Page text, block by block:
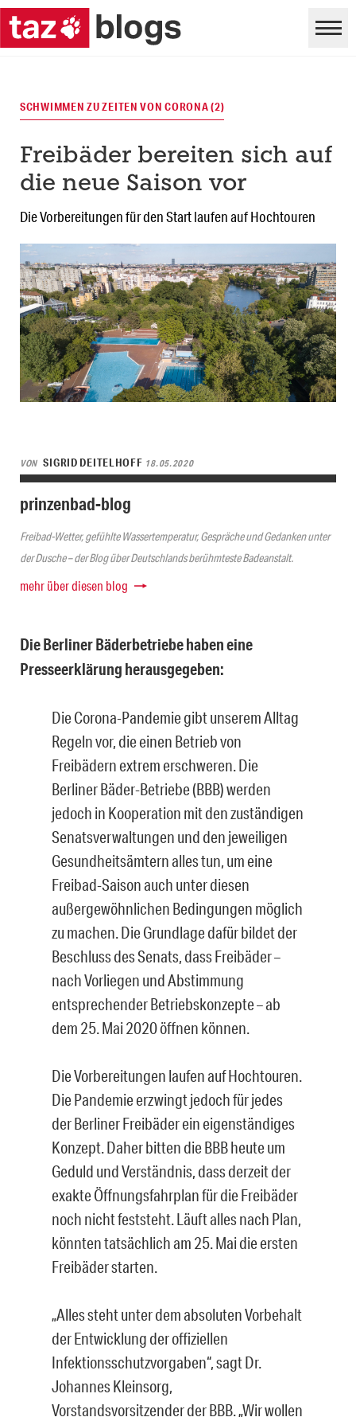
SCHWIMMEN ZU ZEITEN VON CORONA (2)
Freibäder bereiten sich auf
die neue Saison vor
Die Vorbereitungen für den Start laufen auf Hochtouren
VON SIGRID DEITELHOFF 18.05.2020
prinzenbad-blog
Freibad-Wetter, gefühlte Wassertemperatur, Gespräche und Gedanken unter
der Dusche – der Blog über Deutschlands berühmteste Badeanstalt.
mehr über diesen blog
Die Berliner Bäderbetriebe haben eine
Presseerklärung herausgegeben:
Die Corona-Pandemie gibt unserem Alltag
Regeln vor, die einen Betrieb von
Freibädern extrem erschweren. Die
Berliner Bäder-Betriebe (BBB) werden
jedoch in Kooperation mit den zuständigen
Senatsverwaltungen und den jeweiligen
Gesundheitsämtern alles tun, um eine
Freibad-Saison auch unter diesen
außergewöhnlichen Bedingungen möglich
zu machen. Die Grundlage dafür bildet der
Beschluss des Senats, dass Freibäder –
nach Vorliegen und Abstimmung
entsprechender Betriebskonzepte – ab
dem 25. Mai 2020 öffnen können.
Die Vorbereitungen laufen auf Hochtouren.
Die Pandemie erzwingt jedoch für jedes
der Berliner Freibäder ein eigenständiges
Konzept. Daher bitten die BBB heute um
Geduld und Verständnis, dass derzeit der
exakte Öffnungsfahrplan für die Freibäder
noch nicht feststeht. Läuft alles nach Plan,
könnten tatsächlich am 25. Mai die ersten
Freibäder starten.
„Alles steht unter dem absoluten Vorbehalt
der Entwicklung der offiziellen
Infektionsschutzvorgaben“, sagt Dr.
Johannes Kleinsorg,
Vorstandsvorsitzender der BBB. „Wir wollen